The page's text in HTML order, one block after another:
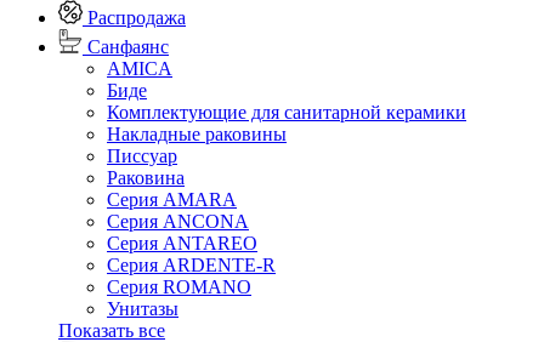
Распродажа
Санфаянс
AMICA
Биде
Комплектующие для санитарной керамики
Накладные раковины
Писсуар
Раковина
Серия AMARA
Серия ANCONA
Серия ANTAREO
Серия ARDENTE-R
Серия ROMANO
Унитазы
Показать все